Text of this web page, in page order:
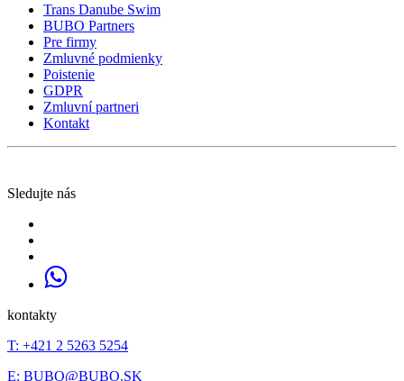
Trans Danube Swim
BUBO Partners
Pre firmy
Zmluvné podmienky
Poistenie
GDPR
Zmluvní partneri
Kontakt
Sledujte nás
kontakty
T: +421 2 5263 5254
E: BUBO@BUBO.SK